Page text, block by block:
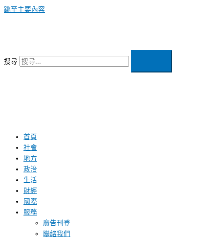
跳至主要內容
搜尋
首頁
社會
地方
政治
生活
財經
國際
服務
廣告刊登
聯絡我們